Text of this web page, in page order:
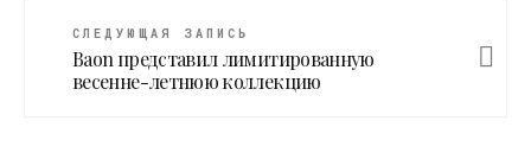
СЛЕДУЮЩАЯ ЗАПИСЬ
Baon представил лимитированную
весенне-летнюю коллекцию